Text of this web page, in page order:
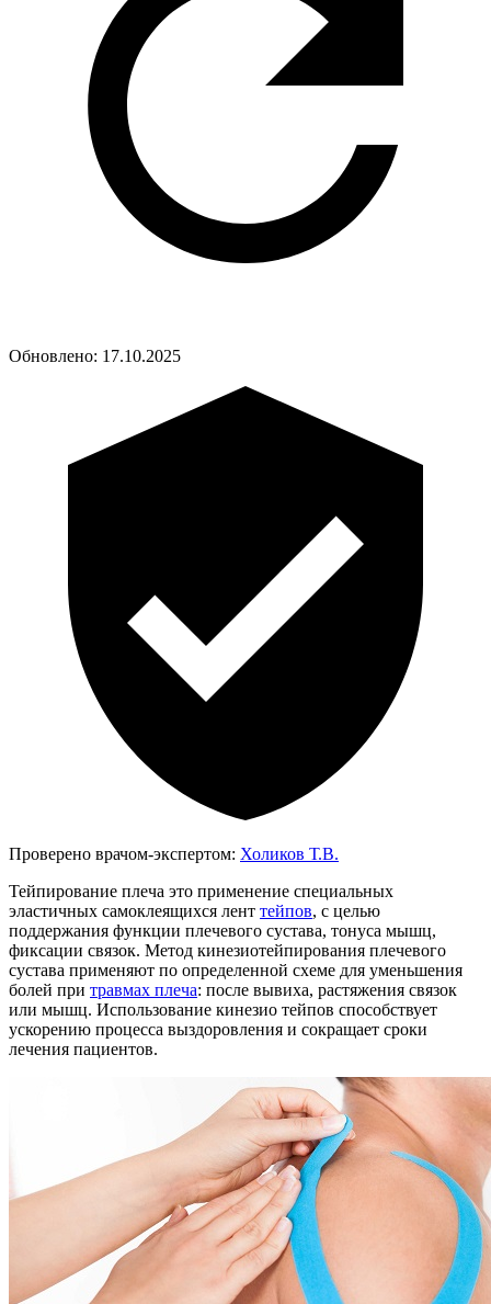
Обновлено: 17.10.2025
Проверено врачом-экспертом: Холиков Т.В.
Тейпирование плеча это применение специальных
эластичных самоклеящихся лент тейпов, с целью
поддержания функции плечевого сустава, тонуса мышц,
фиксации связок. Метод кинезиотейпирования плечевого
сустава применяют по определенной схеме для уменьшения
болей при травмах плеча: после вывиха, растяжения связок
или мышц. Использование кинезио тейпов способствует
ускорению процесса выздоровления и сокращает сроки
лечения пациентов.